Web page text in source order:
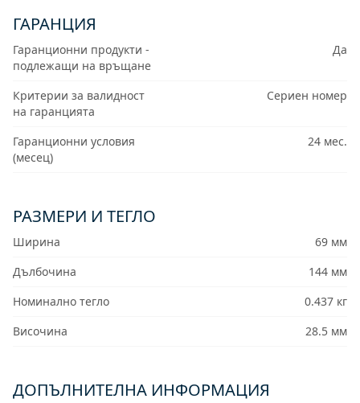
ГАРАНЦИЯ
Гаранционни продукти -
подлежащи на връщане
Да
Критерии за валидност
на гаранцията
Сериен номер
Гаранционни условия
(месец)
24 мес.
РАЗМЕРИ И ТЕГЛО
Ширина
69 мм
Дълбочина
144 мм
Номинално тегло
0.437 кг
Височина
28.5 мм
ДОПЪЛНИТЕЛНА ИНФОРМАЦИЯ